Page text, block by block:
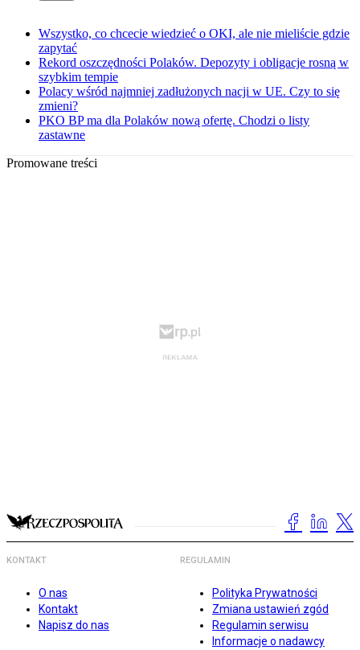
Wszystko, co chcecie wiedzieć o OKI, ale nie mieliście gdzie
zapytać
Rekord oszczędności Polaków. Depozyty i obligacje rosną w
szybkim tempie
Polacy wśród najmniej zadłużonych nacji w UE. Czy to się
zmieni?
PKO BP ma dla Polaków nową ofertę. Chodzi o listy
zastawne
Promowane treści
KONTAKT
O nas
Kontakt
Napisz do nas
REGULAMIN
Polityka Prywatności
Zmiana ustawień zgód
Regulamin serwisu
Informacje o nadawcy